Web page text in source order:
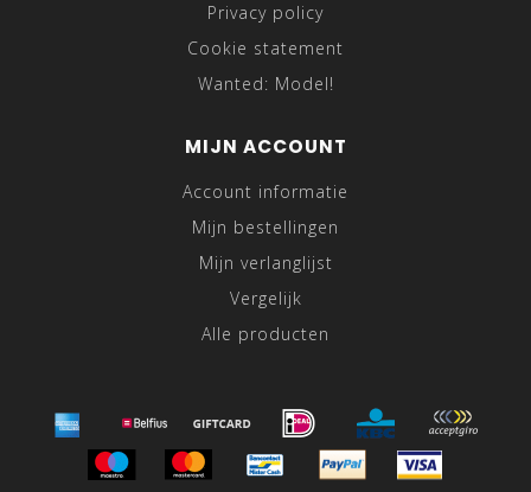
Privacy policy
Cookie statement
Wanted: Model!
MIJN ACCOUNT
Account informatie
Mijn bestellingen
Mijn verlanglijst
Vergelijk
Alle producten